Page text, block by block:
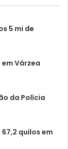
passos:
lave com uma
deixe
e passando
estará
5 mi de
Várzea
da Polícia
quilos em